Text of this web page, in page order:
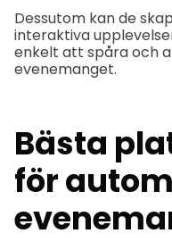
Dessutom kan de
interaktiva
enkelt att spåra och
evenemanget.
Bästa
för